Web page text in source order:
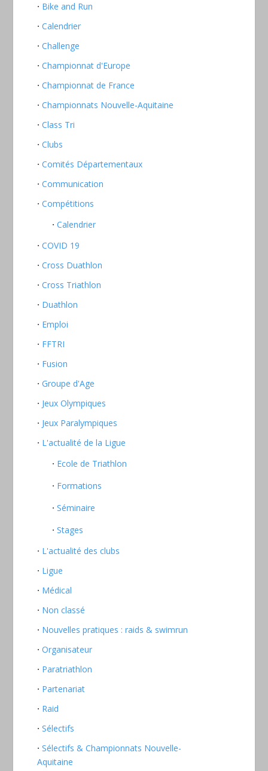
Bike and Run
Calendrier
Challenge
Championnat d'Europe
Championnat de France
Championnats Nouvelle-Aquitaine
Class Tri
Clubs
Comités Départementaux
Communication
Compétitions
Calendrier
COVID 19
Cross Duathlon
Cross Triathlon
Duathlon
Emploi
FFTRI
Fusion
Groupe d'Age
Jeux Olympiques
Jeux Paralympiques
L'actualité de la Ligue
Ecole de Triathlon
Formations
Séminaire
Stages
L'actualité des clubs
Ligue
Médical
Non classé
Nouvelles pratiques : raids & swimrun
Organisateur
Paratriathlon
Partenariat
Raid
Sélectifs
Sélectifs & Championnats Nouvelle-
Aquitaine